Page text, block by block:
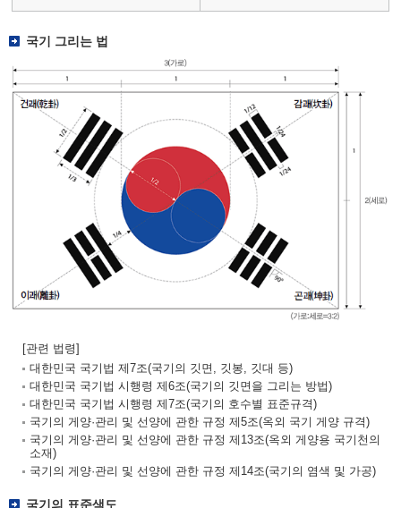
국기 그리는 법
[관련 법령]
대한민국 국기법 제7조(국기의 깃면, 깃봉, 깃대 등)
대한민국 국기법 시행령 제6조(국기의 깃면을 그리는 방법)
대한민국 국기법 시행령 제7조(국기의 호수별 표준규격)
국기의 게양·관리 및 선양에 관한 규정 제5조(옥외 국기 게양 규격)
국기의 게양·관리 및 선양에 관한 규정 제13조(옥외 게양용 국기천의
소재)
국기의 게양·관리 및 선양에 관한 규정 제14조(국기의 염색 및 가공)
국기의 표준색도